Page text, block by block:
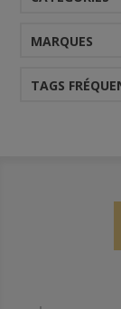
MARQUES
TAGS